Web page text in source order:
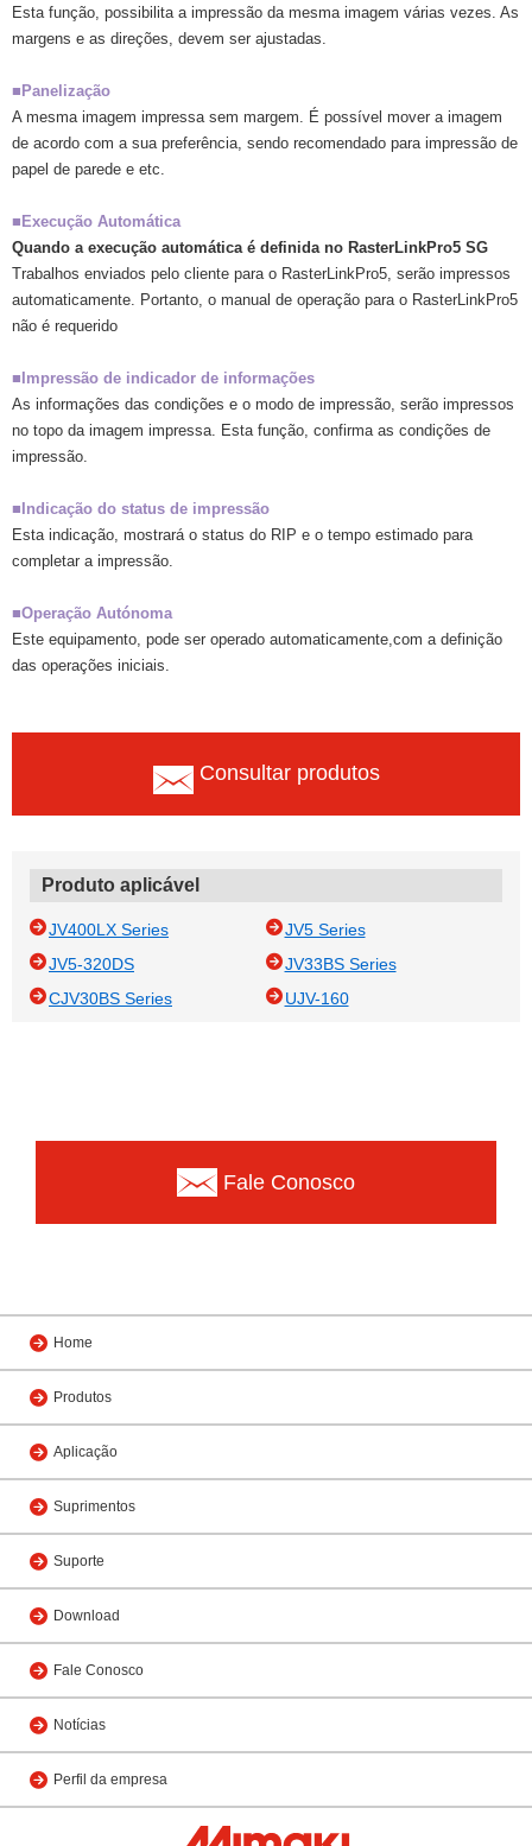
Esta função, possibilita a impressão da mesma imagem várias vezes. As
margens e as direções, devem ser ajustadas.
■Panelização
A mesma imagem impressa sem margem. É possível mover a imagem
de acordo com a sua preferência, sendo recomendado para impressão de
papel de parede e etc.
■Execução Automática
Quando a execução automática é definida no RasterLinkPro5 SG
Trabalhos enviados pelo cliente para o RasterLinkPro5, serão impressos
automaticamente. Portanto, o manual de operação para o RasterLinkPro5
não é requerido
■Impressão de indicador de informações
As informações das condições e o modo de impressão, serão impressos
no topo da imagem impressa. Esta função, confirma as condições de
impressão.
■Indicação do status de impressão
Esta indicação, mostrará o status do RIP e o tempo estimado para
completar a impressão.
■Operação Autónoma
Este equipamento, pode ser operado automaticamente,com a definição
das operações iniciais.
Consultar produtos
Produto aplicável
JV400LX Series
JV5 Series
JV5-320DS
JV33BS Series
CJV30BS Series
UJV-160
Fale Conosco
Home
Produtos
Aplicação
Suprimentos
Suporte
Download
Fale Conosco
Notícias
Perfil da empresa